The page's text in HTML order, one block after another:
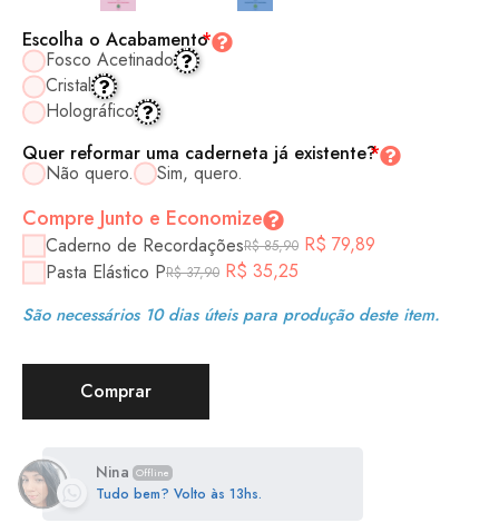
*
Escolha o Acabamento
Fosco Acetinado
Cristal
Holográfico
*
Quer reformar uma caderneta já existente?
Não quero. Sim, quero.
Compre Junto e Economize
Caderno de RecordaçõesR$85,90 R$ 79,89
Pasta Elástico PR$37,90 R$ 35,25
São necessários 10 dias úteis para produção deste item.
Comprar
Nina Offline
Tudo bem? Volto às 13hs.